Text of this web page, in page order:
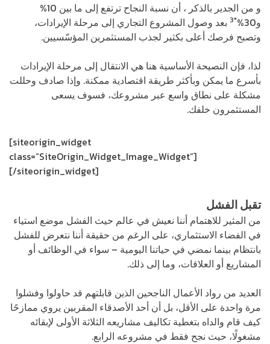
و من الجدير بالذكر ، أن نسبة النجاح ترتفع إلى ما بين 10%
و30%
*3
بعد وصول المشروع التجاري إلى مرحلة الإيرادات،
وتصبح فرصك أعلى بكثير لجذب المستثمرين المؤسّسيين.
لذا، فإن النصيحة الأساسية هنا هي الانتقال إلى مرحلة الإيرادات
بأسرع ما يمكن وبأكثر طريقة اقتصادية ممكنة. وإذا صادف وحللت
مشكلة على نطاق واسع عبر مشروعك، فسوف يسعى
المستثمرون خلفك.
[siteorigin_widget
class=”SiteOrigin_Widget_Image_Widget”]
[/siteorigin_widget]
تقبل الفشل
من المثير للاهتمام أننا نعيش في عالم حيث الفشل موضع استياء
في الفضاء الاستثماري، على الرغم من حقيقة أننا نتعرض للفشل
بانتظام بينما نمضي في حياتنا اليومية – سواء في الوظائف أو
المشاريع أو العلاقات، وما إلى ذلك.
العديد من رواد الأعمال الناجحين الذين قابلتهم قد حاولوا وفشلوا
مرة واحدة على الأقل، بل أن أحد الأصدقاء المقربين يروي ممازحًا
كيف قام والداه بتغطية تكاليف مشاريعه الثلاثة الأولى لإبقائه
مشغولًا، حيث نجح فقط في مشروعه الرابع.